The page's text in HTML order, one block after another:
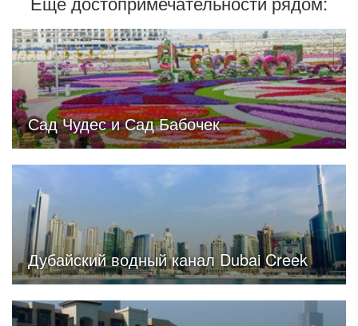
Сад Чудес и Сад Бабочек
Дубайский водный канал Dubai Creek